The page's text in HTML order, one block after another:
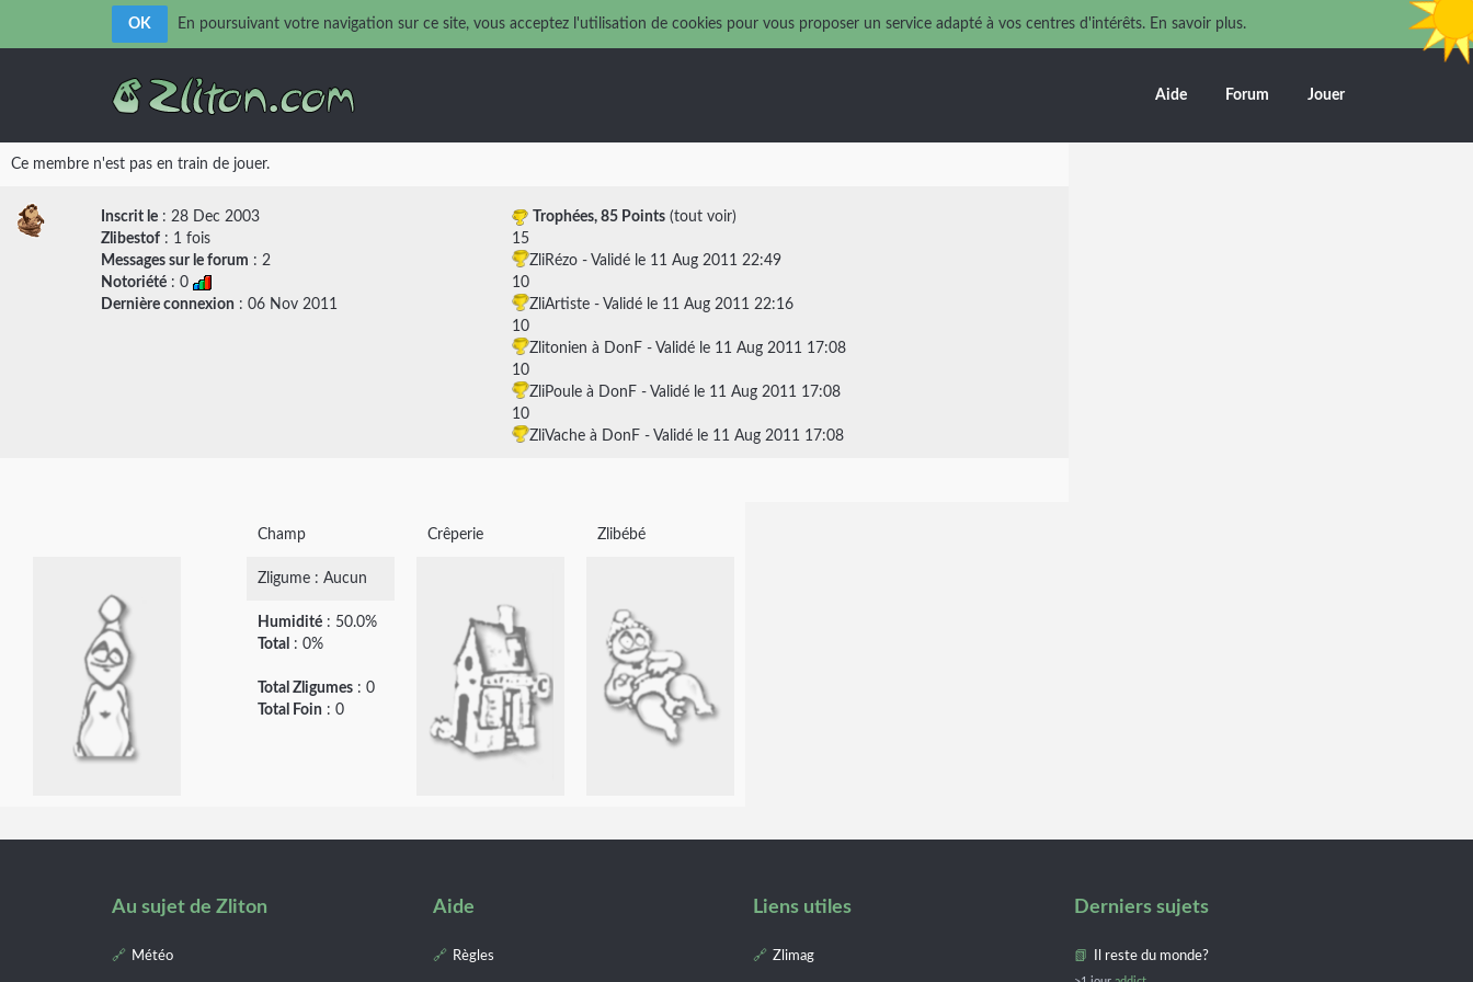
OK En poursuivant votre navigation sur ce site, vous acceptez l'utilisation de cookies pour vous proposer un service adapté à vos centres d'intérêts. En savoir plus.
Aide Forum Jouer
Ce membre n'est pas en train de jouer.
Inscrit le : 28 Dec 2003
Zlibestof : 1 fois
Messages sur le forum : 2
Notoriété : 0
Dernière connexion : 06 Nov 2011
Trophées, 85 Points (tout voir)
15
ZliRézo - Validé le 11 Aug 2011 22:49
10
ZliArtiste - Validé le 11 Aug 2011 22:16
10
Zlitonien à DonF - Validé le 11 Aug 2011 17:08
10
ZliPoule à DonF - Validé le 11 Aug 2011 17:08
10
ZliVache à DonF - Validé le 11 Aug 2011 17:08
Champ
Zligume : Aucun
Humidité : 50.0%
Total : 0%
Total Zligumes : 0
Total Foin : 0
Crêperie Zlibébé
Au sujet de Zliton
Météo
Aide
Règles
Liens utiles
Zlimag
Derniers sujets
Il reste du monde?